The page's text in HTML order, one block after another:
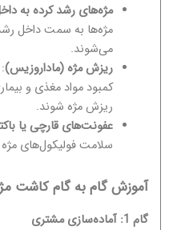
مژه‌های رشد کرده به
مژه‌ها به سمت داخل
می‌شوند.
ریزش مژه (ماداروزیس):
کمبود مواد مغذی و
ریزش مژه شوند.
عفونت‌های قارچی یا
سلامت فولیکول‌های مژه
آموزش گام به گام کاشت
گام 1: آماده‌سازی مشتری